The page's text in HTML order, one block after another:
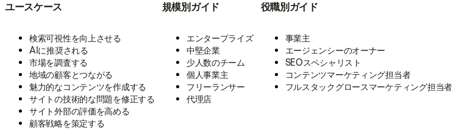
ユースケース
検索可視性を向上させる
AIに推奨される
市場を調査する
地域の顧客とつながる
魅力的なコンテンツを作成する
サイトの技術的な問題を修正する
サイト外部の評価を高める
顧客戦略を策定する
規模別ガイド
エンタープライズ
中堅企業
少人数のチーム
個人事業主
フリーランサー
代理店
役職別ガイド
事業主
エージェンシーのオーナー
SEOスペシャリスト
コンテンツマーケティング担当者
フルスタックグロースマーケティング担当者